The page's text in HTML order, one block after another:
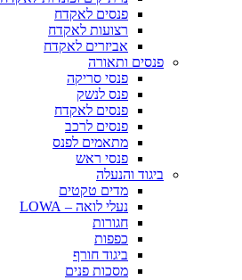
פנסים לאקדח
רצועות לאקדח
אביזרים לאקדח
פנסים ותאורה
פנסי סריקה
פנס לנשק
פנסים לאקדח
פנסים לרכב
מתאמים לפנס
פנסי ראש
ביגוד והנעלה
מדים טקטים
נעלי לואה – LOWA
חגורות
כפפות
ביגוד חורף
מסכות פנים